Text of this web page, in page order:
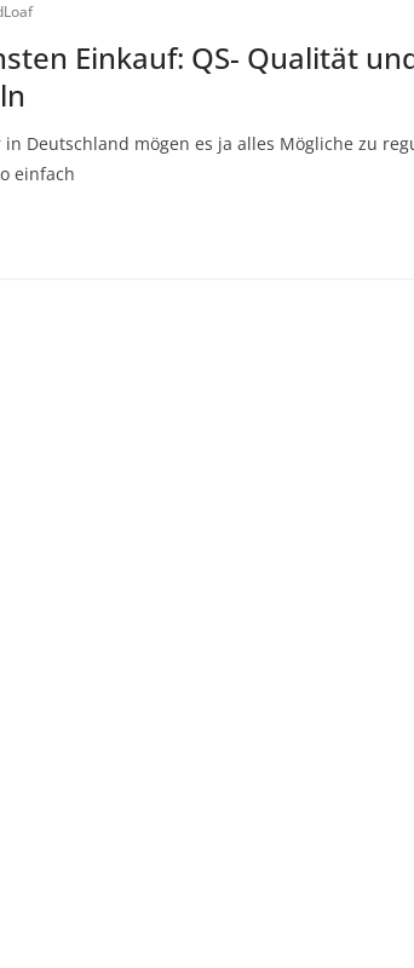
Einkauf: QS- Qualität
Deutschland mögen es ja alles Mögliche zu
einfach